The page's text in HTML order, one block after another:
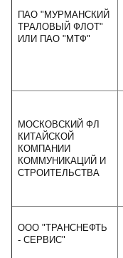
ПАО "МУРМАНСКИЙ
ТРАЛОВЫЙ ФЛОТ"
ИЛИ ПАО "МТФ"
МОСКОВСКИЙ ФЛ
КИТАЙСКОЙ
КОМПАНИИ
КОММУНИКАЦИЙ И
СТРОИТЕЛЬСТВА
ООО "ТРАНСНЕФТЬ
- СЕРВИС"